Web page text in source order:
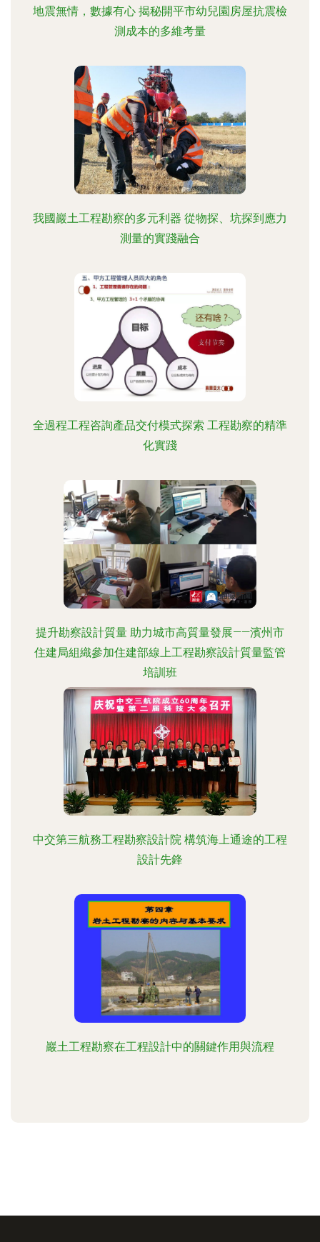
地震無情，數據有心 揭秘開平市幼兒園房屋抗震檢
測成本的多維考量
我國巖土工程勘察的多元利器 從物探、坑探到應力
測量的實踐融合
全過程工程咨詢產品交付模式探索 工程勘察的精準
化實踐
提升勘察設計質量 助力城市高質量發展——濱州市
住建局組織參加住建部線上工程勘察設計質量監管
培訓班
中交第三航務工程勘察設計院 構筑海上通途的工程
設計先鋒
巖土工程勘察在工程設計中的關鍵作用與流程